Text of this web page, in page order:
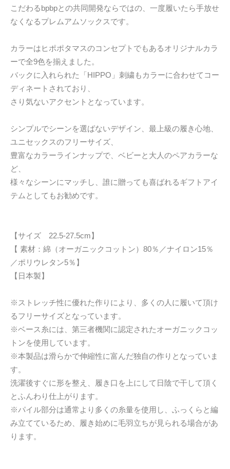
こだわるbpbpとの共同開発ならではの、一度履いたら手放せ
なくなるプレムアムソックスです。
カラーはヒポポタマスのコンセプトでもあるオリジナルカラ
ーで全9色を揃えました。
バックに入れられた「HIPPO」刺繍もカラーに合わせてコー
ディネートされており、
さり気ないアクセントとなっています。
シンプルでシーンを選ばないデザイン、最上級の履き心地、
ユニセックスのフリーサイズ、
豊富なカラーラインナップで、ベビーと大人のペアカラーな
ど、
様々なシーンにマッチし、誰に贈っても喜ばれるギフトアイ
テムとしてもお勧めです。
【サイズ 22.5-27.5cm】
【 素材：綿（オーガニックコットン）80％／ナイロン15％
／ポリウレタン5％】
【日本製】
※ストレッチ性に優れた作りにより、多くの人に履いて頂け
るフリーサイズとなっています。
※ベース糸には、第三者機関に認定されたオーガニックコッ
トンを使用しています。
※本製品は滑らかで伸縮性に富んだ独自の作りとなっていま
す。
洗濯後すぐに形を整え、履き口を上にして日陰で干して頂く
とふんわり仕上がります。
※パイル部分は通常より多くの糸量を使用し、ふっくらと編
み立てているため、履き始めに毛羽立ちが見られる場合があ
ります。